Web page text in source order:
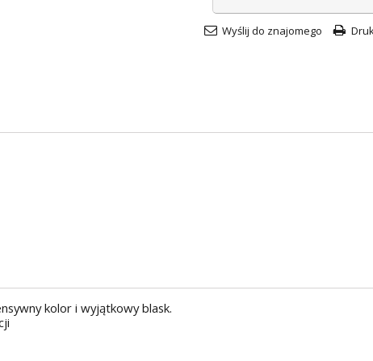
Wyślij do znajomego
kolor i wyjątkowy blask.